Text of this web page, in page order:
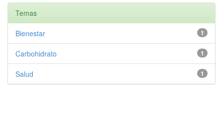
Temas
1
Bienestar
1
Carbohidrato
1
Salud